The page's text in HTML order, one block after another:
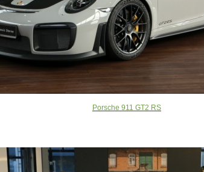
Porsche 911 GT2 RS